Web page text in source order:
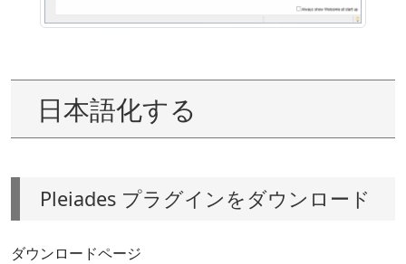
日本語化する
Pleiades プラグインをダウンロード
ダウンロードページ